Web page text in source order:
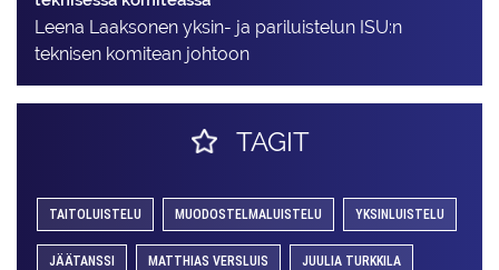
Leena Laaksonen yksin- ja pariluistelun ISU:n
teknisen komitean johtoon
TAGIT
TAITOLUISTELU MUODOSTELMALUISTELU YKSINLUISTELU
JÄÄTANSSI MATTHIAS VERSLUIS JUULIA TURKKILA